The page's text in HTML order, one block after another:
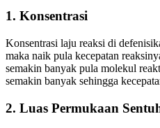
1. Konsentrasi
Konsentrasi laju reaksi di
maka naik pula kecepatan
semakin banyak pula molekul
semakin banyak sehingga
2. Luas Permukaan